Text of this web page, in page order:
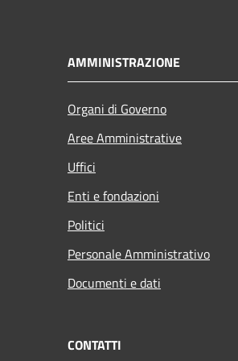
AMMINISTRAZIONE
Organi di Governo
Aree Amministrative
Uffici
Enti e fondazioni
Politici
Personale Amministrativo
Documenti e dati
CONTATTI